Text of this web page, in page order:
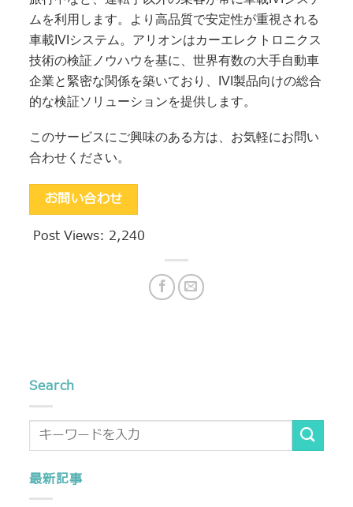
ムを利用します。より高品質で安定性が重視される
車載IVIシステム。アリオンはカーエレクトロニクス
技術の検証ノウハウを基に、世界有数の大手自動車
企業と緊密な関係を築いており、IVI製品向けの総合
的な検証ソリューションを提供します。
このサービスにご興味のある方は、お気軽にお問い
合わせください。
お問い合わせ
Post Views: 2,240
Search
最新記事